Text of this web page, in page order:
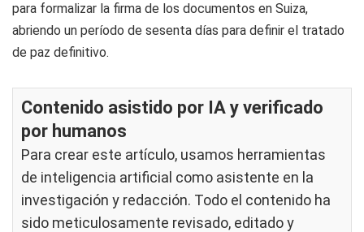
para formalizar la firma de los documentos en Suiza,
abriendo un período de sesenta días para definir el tratado
de paz definitivo.
Contenido asistido por IA y verificado
por humanos
Para crear este artículo, usamos herramientas
de inteligencia artificial como asistente en la
investigación y redacción. Todo el contenido ha
sido meticulosamente revisado, editado y